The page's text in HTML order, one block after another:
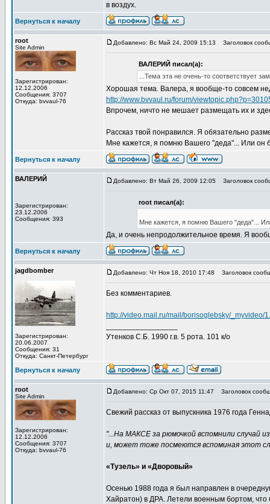
в воздух.
Вернуться к началу
root
Site Admin
Зарегистрирован:
12.12.2006
Сообщения: 3707
Откуда: bvvaul-76
Добавлено: Вс Май 24, 2009 15:13 Заголовок
ВАЛЕРИЙ писал(а):
...Тема эта не очень-то соответствует
Хорошая тема. Валера, я вообще-то совсем
http://www.bvvaul.ru/forum/
Впрочем, ничто не мешает размещать их и
Рассказ твой понравился. Я обязательно
Мне кажется, я помню Вашего "деда"... Или он
Вернуться к началу
ВАЛЕРИЙ
Зарегистрирован:
23.12.2006
Сообщения: 393
Добавлено: Вт Май 26, 2009 12:05 Заголовок
root писал(а):
Мне кажется, я помню Вашего "деда"...
Да, и очень непродолжительное время. Я
Вернуться к началу
jagdbomber
Зарегистрирован:
20.06.2007
Сообщения: 31
Откуда: Санкт-Петербург
Добавлено: Чт Ноя 18, 2010 17:48 Заголовок
Без комментариев.
http://video.mail.ru/mail/borisoglebsky/_myvideo/
Утенков С.Б. 1990 г.в. 5 рота. 101 к/о
Вернуться к началу
root
Site Admin
Зарегистрирован:
12.12.2006
Сообщения: 3707
Откуда: bvvaul-76
Добавлено: Ср Окт 07, 2015 11:47 Заголовок
Свежий рассказ от выпускника 1976 года
"...На МАКСЕ за рюмочкой вспомнили случай
и, может тоже посмеются вспоминая этот
«Тузель» и «Дворовый»
Осенью 1988 года я был направлен в
Хайратон) в ДРА. Летели военным бортом, что